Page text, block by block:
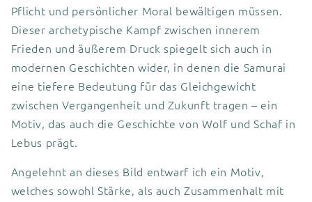
Pflicht und persönlicher Moral bewältigen müssen.
Dieser archetypische Kampf zwischen innerem
Frieden und äußerem Druck spiegelt sich auch in
modernen Geschichten wider, in denen die Samurai
eine tiefere Bedeutung für das Gleichgewicht
zwischen Vergangenheit und Zukunft tragen – ein
Motiv, das auch die Geschichte von Wolf und Schaf in
Lebus prägt.
Angelehnt an dieses Bild entwarf ich ein Motiv,
welches sowohl Stärke, als auch Zusammenhalt mit